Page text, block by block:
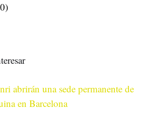
abrirán una sede permanente de
en Barcelona